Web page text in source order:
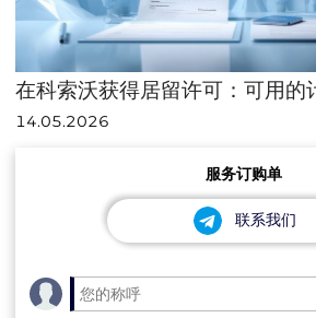
联
在科索沃获得居留许可：可用的
14.05.2026
服务订购单
联系我们